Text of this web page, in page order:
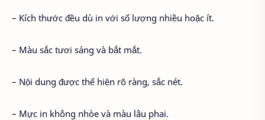
– Kích thước đều dù in với số lượng nhiều hoặc ít.
– Màu sắc tươi sáng và bắt mắt.
– Nội dung được thể hiện rõ ràng, sắc nét.
– Mực in không nhòe và màu lâu phai.